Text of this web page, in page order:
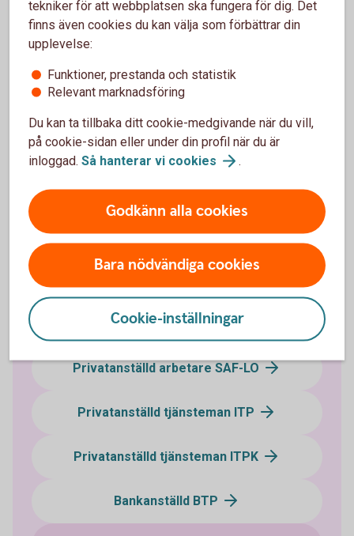
Gör ditt pensionsval
och gör ditt val.
Valcentralen
Vilket avtalsområde tillhör du?
Så placeras din tjänstepension
Privatanställd arbetare SAF-LO
Privatanställd tjänsteman ITP
Privatanställd tjänsteman ITPK
Bankanställd BTP
tekniker för att webbplatsen ska fungera för dig. Det
finns även cookies du kan välja som förbättrar din
upplevelse:
Funktioner, prestanda och statistik
Relevant marknadsföring
Du kan ta tillbaka ditt cookie-medgivande när du vill,
på cookie-sidan eller under din profil när du är
inloggad. Så hanterar vi cookies .
Godkänn alla cookies
Bara nödvändiga cookies
Cookie-inställningar